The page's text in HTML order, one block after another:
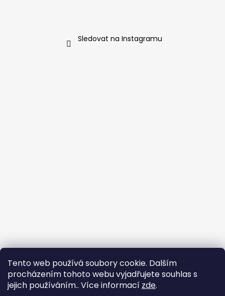
Tento web používá soubory cookie. Dalším
procházením tohoto webu vyjadřujete souhlas s
jejich používáním.. Více informací zde.
Sledovat na Instagramu